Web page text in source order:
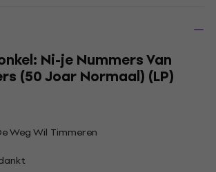
Ni-je Nummers Van
(50 Joar Normaal) (LP)
Weg Wil Timmeren